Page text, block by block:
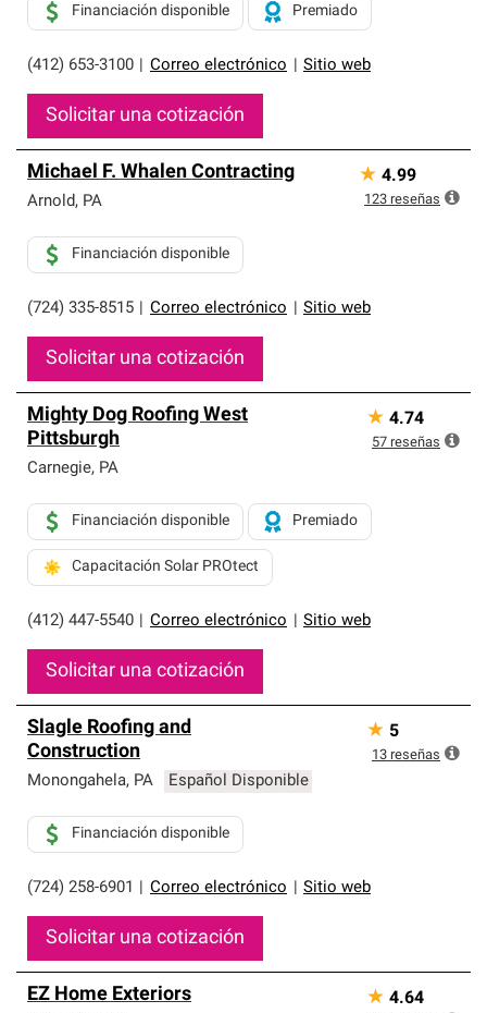
(412) 653-3100 Correo electrónico Sitio web
Financiación disponible Premiado
Solicitar una cotización
Michael F. Whalen Contracting
Arnold, PA
(724) 335-8515 Correo electrónico Sitio web
Financiación disponible
Solicitar una cotización
★ 4.99
123 reseñas
Mighty Dog Roofing West
Pittsburgh
Carnegie, PA
(412) 447-5540 Correo electrónico Sitio web
Financiación disponible Premiado
Capacitación Solar PROtect
Solicitar una cotización
★ 4.74
57 reseñas
Slagle Roofing and
Construction
Monongahela, PA Español Disponible
(724) 258-6901 Correo electrónico Sitio web
Financiación disponible
Solicitar una cotización
★ 5
13 reseñas
EZ Home Exteriors ★ 4.64